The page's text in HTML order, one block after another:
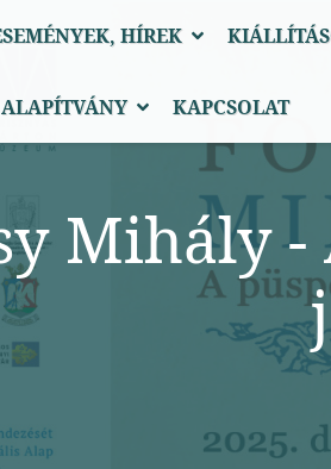
HÍREK
KAPCSOLAT
Mihály